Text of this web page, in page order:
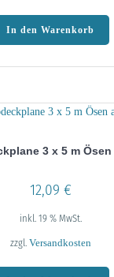
In den Warenkorb
3 x 5 m
12,09 €
inkl. 19 % MwSt.
zzgl. Versandkosten